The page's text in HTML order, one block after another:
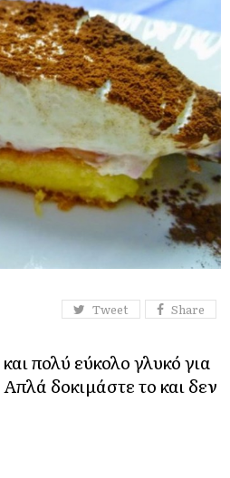
Tweet Share
πολύ εύκολο γλυκό για
δοκιμάστε το και δεν